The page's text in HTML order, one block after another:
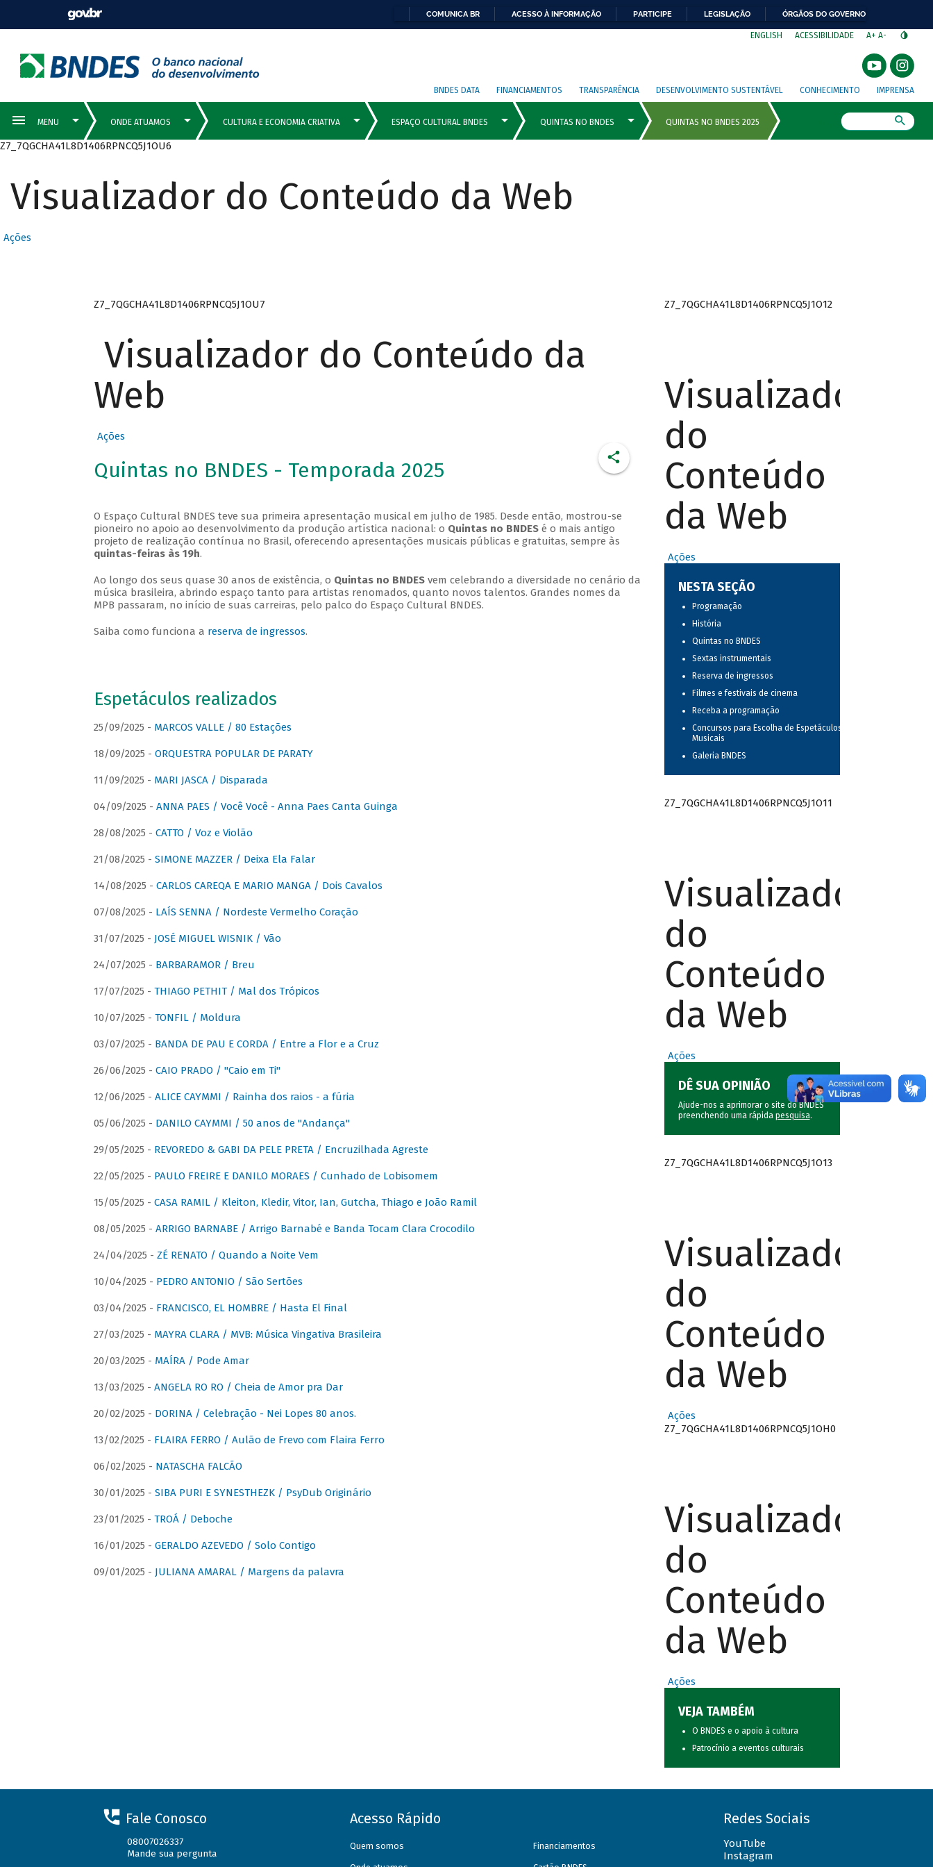
COMUNICA BR ACESSO À INFORMAÇÃO PARTICIPE LEGISLAÇÃO ÓRGÃOS DO GOVERNO
ENGLISH ACESSIBILIDADE A+ A-
BNDES DATA FINANCIAMENTOS TRANSPARÊNCIA DESENVOLVIMENTO SUSTENTÁVEL CONHECIMENTO IMPRENSA
Z7_7QGCHA41L8D1406RPNCQ5J1OU6
Visualizador do Conteúdo da Web
Ações
Z7_7QGCHA41L8D1406RPNCQ5J1OU7
Visualizador do Conteúdo da
Web
Ações
Quintas no BNDES - Temporada 2025
O Espaço Cultural BNDES teve sua primeira apresentação musical em julho de 1985. Desde então, mostrou-se
pioneiro no apoio ao desenvolvimento da produção artística nacional: o Quintas no BNDESé o mais antigo
projeto de realização contínua no Brasil, oferecendo apresentações musicais públicas e gratuitas, sempre às
quintas-feiras às 19h.
Ao longo dos seus quase 30 anos de existência, o Quintas no BNDESvem celebrando a diversidade no cenário da
música brasileira, abrindo espaço tanto para artistas renomados, quanto novos talentos. Grandes nomes da
MPB passaram, no início de suas carreiras, pelo palco do Espaço Cultural BNDES.
Saiba como funciona a reserva de ingressos.
Espetáculos realizados
25/09/2025 - MARCOS VALLE / 80 Estações
18/09/2025 - ORQUESTRA POPULAR DE PARATY
11/09/2025 - MARI JASCA / Disparada
04/09/2025 - ANNA PAES / Você Você - Anna Paes Canta Guinga
28/08/2025 - CATTO / Voz e Violão
21/08/2025 - SIMONE MAZZER / Deixa Ela Falar
14/08/2025 - CARLOS CAREQA E MARIO MANGA / Dois Cavalos
07/08/2025 - LAÍS SENNA / Nordeste Vermelho Coração
31/07/2025 - JOSÉ MIGUEL WISNIK / Vão
24/07/2025 - BARBARAMOR / Breu
17/07/2025 - THIAGO PETHIT / Mal dos Trópicos
10/07/2025 - TONFIL / Moldura
03/07/2025 - BANDA DE PAU E CORDA / Entre a Flor e a Cruz
26/06/2025 - CAIO PRADO / "Caio em Ti"
12/06/2025 - ALICE CAYMMI / Rainha dos raios - a fúria
05/06/2025 - DANILO CAYMMI / 50 anos de "Andança"
29/05/2025 - REVOREDO & GABI DA PELE PRETA / Encruzilhada Agreste
22/05/2025 - PAULO FREIRE E DANILO MORAES / Cunhado de Lobisomem
15/05/2025 - CASA RAMIL / Kleiton, Kledir, Vitor, Ian, Gutcha, Thiago e João Ramil
08/05/2025 - ARRIGO BARNABE / Arrigo Barnabé e Banda Tocam Clara Crocodilo
24/04/2025 - ZÉ RENATO / Quando a Noite Vem
10/04/2025 - PEDRO ANTONIO / São Sertões
03/04/2025 - FRANCISCO, EL HOMBRE / Hasta El Final
27/03/2025 - MAYRA CLARA / MVB: Música Vingativa Brasileira
20/03/2025 - MAÍRA / Pode Amar
13/03/2025 - ANGELA RO RO / Cheia de Amor pra Dar
20/02/2025 - DORINA / Celebração - Nei Lopes 80 anos.
13/02/2025 - FLAIRA FERRO / Aulão de Frevo com Flaira Ferro
06/02/2025 - NATASCHA FALCÃO
30/01/2025 - SIBA PURI E SYNESTHEZK / PsyDub Originário
23/01/2025 - TROÁ / Deboche
16/01/2025 - GERALDO AZEVEDO / Solo Contigo
09/01/2025 - JULIANA AMARAL / Margens da palavra
Z7_7QGCHA41L8D1406RPNCQ5J1O12
Visualizador
do
Conteúdo
da Web
Ações
NESTA SEÇÃO
Programação
História
Quintas no BNDES
Sextas instrumentais
Reserva de ingressos
Filmes e festivais de cinema
Receba a programação
Concursos para Escolha de Espetáculos
Musicais
Galeria BNDES
Z7_7QGCHA41L8D1406RPNCQ5J1O11
Visualizador
do
Conteúdo
da Web
Ações
DÊ SUA OPINIÃO
Ajude-nos a aprimorar o site do BNDES
preenchendo uma rápida pesquisa.
Z7_7QGCHA41L8D1406RPNCQ5J1O13
Visualizador
do
Conteúdo
da Web
Ações
Z7_7QGCHA41L8D1406RPNCQ5J1OH0
Visualizador
do
Conteúdo
da Web
Ações
VEJA TAMBÉM
O BNDES e o apoio à cultura
Patrocínio a eventos culturais
Fale Conosco
08007026337
Mande sua pergunta
Acesso Rápido
Quem somos Financiamentos
Redes Sociais
YouTube
Instagram